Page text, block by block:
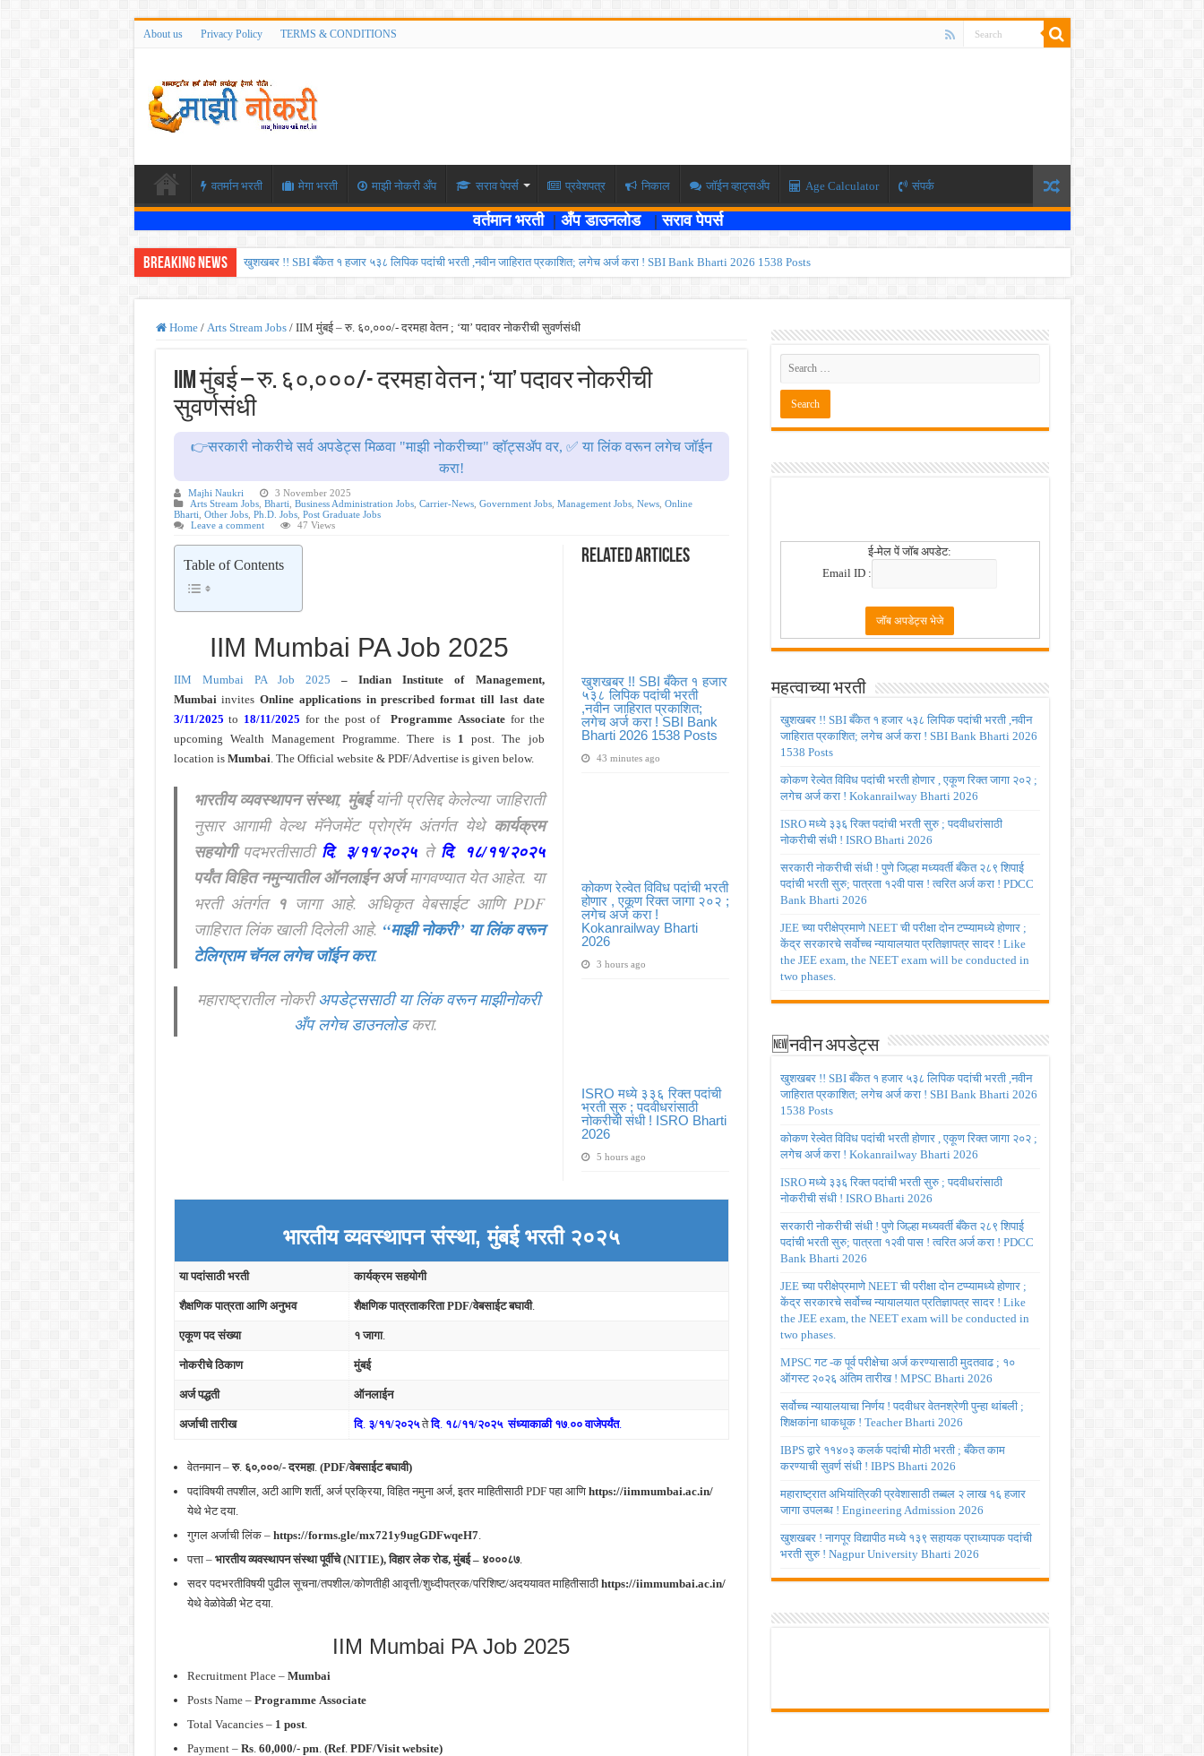
About us Privacy Policy TERMS & CONDITIONS
वतर्मान भरती मेगा भरती माझी नोकरी अँप सराव पेपर्स प्रवेशपत्र निकाल जॉईन व्हाट्सअँप Age Calculator संपर्क
वर्तमान भरती | अँप डाउनलोड |सराव पेपर्स
Breaking News खुशखबर !! SBI बँकेत १ हजार ५३८ लिपिक पदांची भरती ,नवीन जाहिरात प्रकाशित; लगेच अर्ज करा ! SBI Bank Bharti 2026 1538 Posts
ISRO मध्ये ३३६ रिक्त पदांची भरती सुरु ; पदवीधरांसाठी नोकरीची संधी ! ISRO Bharti 2026
JEE च्या परीक्षेप्रमाणे NEET ची परीक्षा दोन टप्प्यामध्ये होणार ; केंद्र सरकारचे सर्वोच्च न्यायालयात प्रतिज्ञापत्र सादर ! Like the JEE exam, the NEET exam will be conducted in two phases.
MPSC गट -क पूर्व परीक्षेचा अर्ज करण्यासाठी मुदतवाढ ; १० ऑगस्ट २०२६ अंतिम तारीख ! MPSC Bharti 2026
सर्वोच्च न्यायालयाचा निर्णय ! पदवीधर वेतनश्रेणी पुन्हा थांबली ; शिक्षकांना धाकधूक ! Teacher Bharti 2026
IBPS द्वारे ११४०३ कलर्क पदांची मोठी भरती ; बँकेत काम करण्याची सुवर्ण संधी ! IBPS Bharti 2026
महाराष्ट्रात अभियांत्रिकी प्रवेशासाठी तब्बल २ लाख १६ हजार जागा उपलब्ध ! Engineering Admission 2026
खुशखबर ! नागपूर विद्यापीठ मध्ये १३९ सहायक प्राध्यापक पदांची भरती सुरु ! Nagpur University Bharti 2026
Home / Arts Stream Jobs / IIM मुंबई – रु. ६०,०००/- दरमहा वेतन ; ‘या’ पदावर नोकरीची सुवर्णसंधी
IIM मुंबई – रु. ६०,०००/- दरमहा वेतन ; ‘या’ पदावर नोकरीची
सुवर्णसंधी
👉सरकारी नोकरीचे सर्व अपडेट्स मिळवा "माझी नोकरीच्या" व्हॉट्सॲप वर, ✅ या लिंक वरून लगेच जॉईन
करा!
Majhi Naukri
3 November 2025
Arts Stream Jobs, Bharti Business Administration Jobs, Carrier-News, Government Jobs, Management Jobs, News, Online
Bharti Other Jobs, Ph.D. Jobs, Post Graduate Jobs
Leave a comment
47 Views
Related Articles
खुशखबर !! SBI बँकेत १ हजार
५३८ लिपिक पदांची भरती
,नवीन जाहिरात प्रकाशित;
लगेच अर्ज करा ! SBI Bank
Bharti 2026 1538 Posts
43 minutes ago
कोकण रेल्वेत विविध पदांची भरती
होणार , एकूण रिक्त जागा २०२ ;
लगेच अर्ज करा !
Kokanrailway Bharti
2026
3 hours ago
ISRO मध्ये ३३६ रिक्त पदांची
भरती सुरु ; पदवीधरांसाठी
नोकरीची संधी ! ISRO Bharti
2026
5 hours ago
Table of Contents
IIM Mumbai PA Job 2025
IIM Mumbai PA Job 2025– Indian Institute of Management,
Mumbaiinvites Online applications in prescribed format till last date
3/11/2025to 18/11/2025 for the post ofProgramme Associate for the
upcoming Wealth Management Programme. There is1 post. The job
location isMumbai. The Official website & PDF/Advertise is given below.
भारतीय व्यवस्थापन संस्था, मुंबईयांनी प्रसिद्द केलेल्या जाहिराती
नुसार आगामी वेल्थ मॅनेजमेंट प्रोग्रॅम अंतर्गत येथेकार्यक्रम
सहयोगी पदभरतीसाठी दि. ३/११/२०२५ ते दि. १८/११/२०२५
पर्यंत विहित नमुन्यातील ऑनलाईन अर्जमागवण्यात येत आहेत. या
भरती अंतर्गत १जागा आहे. अधिकृत वेबसाईट आणि PDF
जाहिरात लिंक खाली दिलेली आहे. “माझी नोकरी” या लिंक वरून
टेलिग्राम चॅनल लगेच जॉईन करा.
महाराष्ट्रातील नोकरीअपडेट्ससाठी या लिंक वरून माझीनोकरी
अँप लगेच डाउनलोडकरा.
भारतीय व्यवस्थापन संस्था, मुंबई भरती २०२५
या पदांसाठी भरती कार्यक्रम सहयोगी
शैक्षणिक पात्रता आणि अनुभव शैक्षणिक पात्रताकरिता PDF/वेबसाईट बघावी.
एकूण पद संख्या १ जागा.
नोकरीचे ठिकाण मुंबई
अर्ज पद्धती ऑनलाईन
अर्जाची तारीख दि. ३/११/२०२५ते दि. १८/११/२०२५ संध्याकाळी १७.०० वाजेपर्यंत.
वेतनमान –रु. ६०,०००/- दरमहा. (PDF/वेबसाईट बघावी)
पदांविषयी तपशील, अटी आणि शर्ती, अर्ज प्रक्रिया, विहित नमुना अर्ज, इतर माहितीसाठी PDF पहा आणि https://iimmumbai.ac.in/
येथे भेट दया.
गुगल अर्जाची लिंक – https://forms.gle/mx721y9ugGDFwqeH7.
पत्ता –भारतीय व्यवस्थापन संस्था पूर्वीचे (NITIE), विहार लेक रोड, मुंबई – ४०००८७.
सदर पदभरतीविषयी पुढील सूचना/तपशील/कोणतीही आवृत्ती/शुध्दीपत्रक/परिशिष्ट/अदययावत माहितीसाठी https://iimmumbai.ac.in/
येथे वेळोवेळी भेट दया.
IIM Mumbai PA Job 2025
Recruitment Place –Mumbai
Posts Name – Programme Associate
Total Vacancies – 1 post.
Payment – Rs. 60,000/- pm (Ref. PDF/Visit website)
ई-मेल पें जॉब अपडेट:
Email ID :
महत्वाच्या भरती
खुशखबर !! SBI बँकेत १ हजार ५३८ लिपिक पदांची भरती ,नवीन
जाहिरात प्रकाशित; लगेच अर्ज करा ! SBI Bank Bharti 2026
1538 Posts
कोकण रेल्वेत विविध पदांची भरती होणार , एकूण रिक्त जागा २०२ ;
लगेच अर्ज करा ! Kokanrailway Bharti 2026
ISRO मध्ये ३३६ रिक्त पदांची भरती सुरु ; पदवीधरांसाठी
नोकरीची संधी ! ISRO Bharti 2026
सरकारी नोकरीची संधी ! पुणे जिल्हा मध्यवर्ती बँकेत २८९ शिपाई
पदांची भरती सुरु; पात्रता १२वी पास ! त्वरित अर्ज करा ! PDCC
Bank Bharti 2026
JEE च्या परीक्षेप्रमाणे NEET ची परीक्षा दोन टप्प्यामध्ये होणार ;
केंद्र सरकारचे सर्वोच्च न्यायालयात प्रतिज्ञापत्र सादर ! Like
the JEE exam, the NEET exam will be conducted in
two phases.
🆕नवीन अपडेट्स
खुशखबर !! SBI बँकेत १ हजार ५३८ लिपिक पदांची भरती ,नवीन
जाहिरात प्रकाशित; लगेच अर्ज करा ! SBI Bank Bharti 2026
1538 Posts
कोकण रेल्वेत विविध पदांची भरती होणार , एकूण रिक्त जागा २०२ ;
लगेच अर्ज करा ! Kokanrailway Bharti 2026
ISRO मध्ये ३३६ रिक्त पदांची भरती सुरु ; पदवीधरांसाठी
नोकरीची संधी ! ISRO Bharti 2026
सरकारी नोकरीची संधी ! पुणे जिल्हा मध्यवर्ती बँकेत २८९ शिपाई
पदांची भरती सुरु; पात्रता १२वी पास ! त्वरित अर्ज करा ! PDCC
Bank Bharti 2026
JEE च्या परीक्षेप्रमाणे NEET ची परीक्षा दोन टप्प्यामध्ये होणार ;
केंद्र सरकारचे सर्वोच्च न्यायालयात प्रतिज्ञापत्र सादर ! Like
the JEE exam, the NEET exam will be conducted in
two phases.
MPSC गट -क पूर्व परीक्षेचा अर्ज करण्यासाठी मुदतवाढ ; १०
ऑगस्ट २०२६ अंतिम तारीख ! MPSC Bharti 2026
सर्वोच्च न्यायालयाचा निर्णय ! पदवीधर वेतनश्रेणी पुन्हा थांबली ;
शिक्षकांना धाकधूक ! Teacher Bharti 2026
IBPS द्वारे ११४०३ कलर्क पदांची मोठी भरती ; बँकेत काम
करण्याची सुवर्ण संधी ! IBPS Bharti 2026
महाराष्ट्रात अभियांत्रिकी प्रवेशासाठी तब्बल २ लाख १६ हजार
जागा उपलब्ध ! Engineering Admission 2026
खुशखबर ! नागपूर विद्यापीठ मध्ये १३९ सहायक प्राध्यापक पदांची
भरती सुरु ! Nagpur University Bharti 2026